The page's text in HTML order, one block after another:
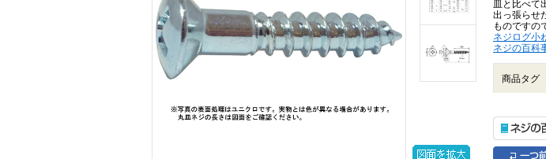
皿と比べて
出っ張らせ
ものですの
ネジログ小
ネジの百科
商品タグ